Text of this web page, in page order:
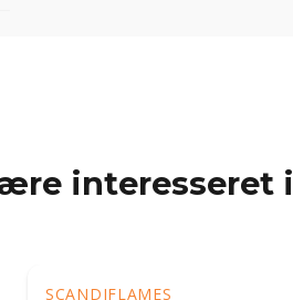
interesseret i
SCANDIFLAMES